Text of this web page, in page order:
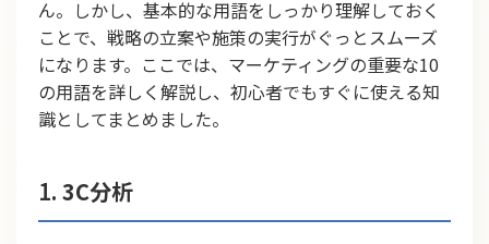
ん。しかし、基本的な用語をしっかり理解しておく
ことで、戦略の立案や施策の実行がぐっとスムーズ
になります。ここでは、マーケティングの重要な10
の用語を詳しく解説し、初心者でもすぐに使える知
識としてまとめました。
1. 3C分析